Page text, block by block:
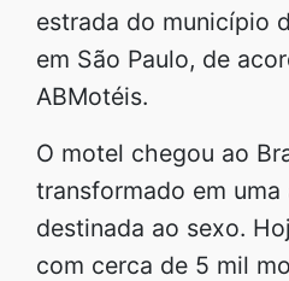
estrada do município
em São Paulo, de
ABMotéis.
O motel chegou ao
transformado em
destinada ao sexo.
com cerca de 5 mil